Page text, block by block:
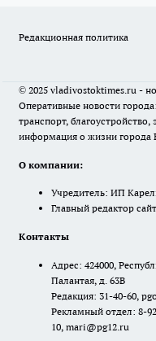
Редакционная политика
© 2025 vladivostoktimes.ru -
Оперативные новости
транспорт,
информация о жизни города
О компании:
Учредитель: ИП
Главный редактор
Контакты
Адрес: 424000,
Палантая, д. 63В
Редакция: 31-40-60,
Рекламный отдел: 8-
10, mari@pg12.ru